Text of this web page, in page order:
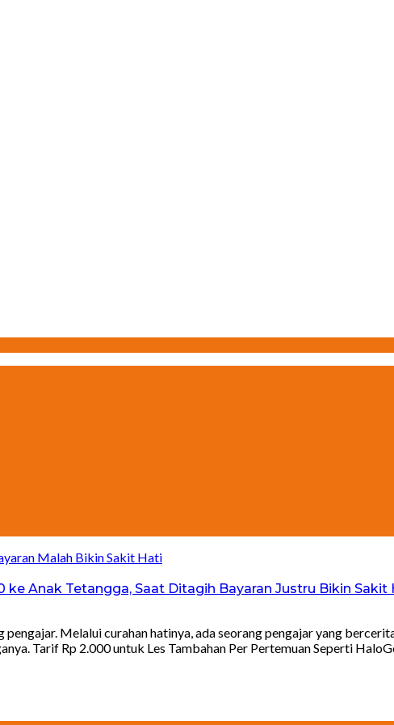
ke Anak Tetangga, Saat Ditagih Bayaran Justru Bikin Sakit
Melalui curahan hatinya, ada seorang pengajar yang
Tarif Rp 2.000 untuk Les Tambahan Per Pertemuan Seperti